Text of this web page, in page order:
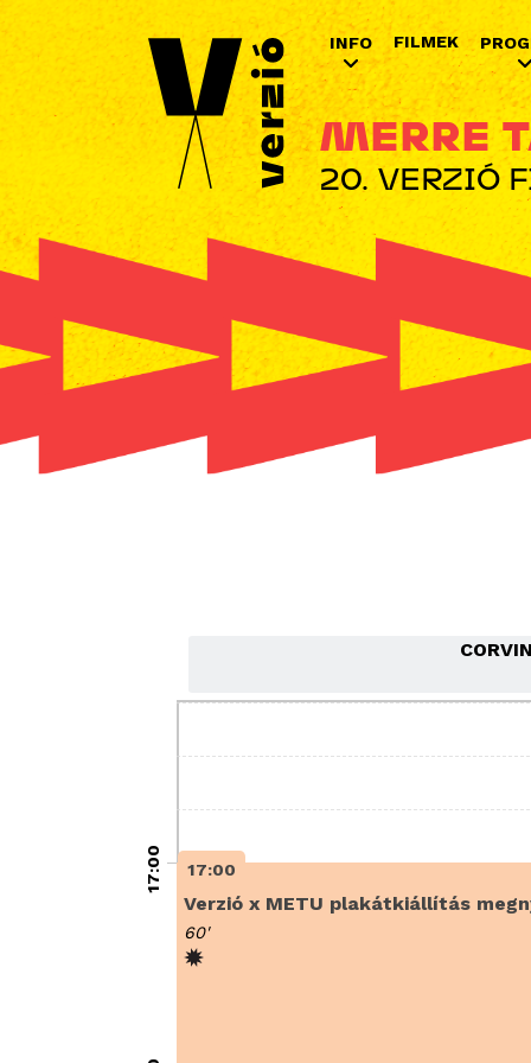
INFO FILMEK
MERRE
20. VERZIÓ
CORVIN
17:00 17:00
Verzió x METU plakátkiállítás
60'